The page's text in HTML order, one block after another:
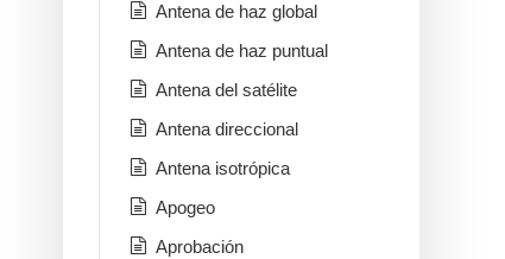
Antena de haz global
Antena de haz puntual
Antena del satélite
Antena direccional
Antena isotrópica
Apogeo
Aprobación